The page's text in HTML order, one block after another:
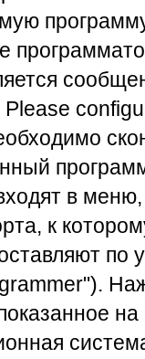
в
к
по